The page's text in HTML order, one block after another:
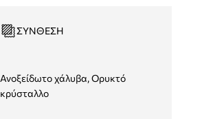
ΣΎΝΘΕΣΗ
Ανοξείδωτο χάλυβα, Ορυκτό
κρύσταλλο